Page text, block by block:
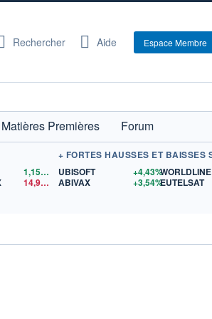
Rechercher Aide Espace Membre
Matières Premières Forum
1,1559
$US
14,90$US
UBISOFT
+4,43%
ABIVAX
+3,54%
WORLDLINE
EUTELSAT